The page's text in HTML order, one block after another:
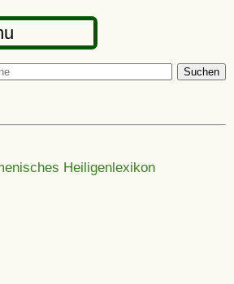
Suchen
Heiligenlexikon